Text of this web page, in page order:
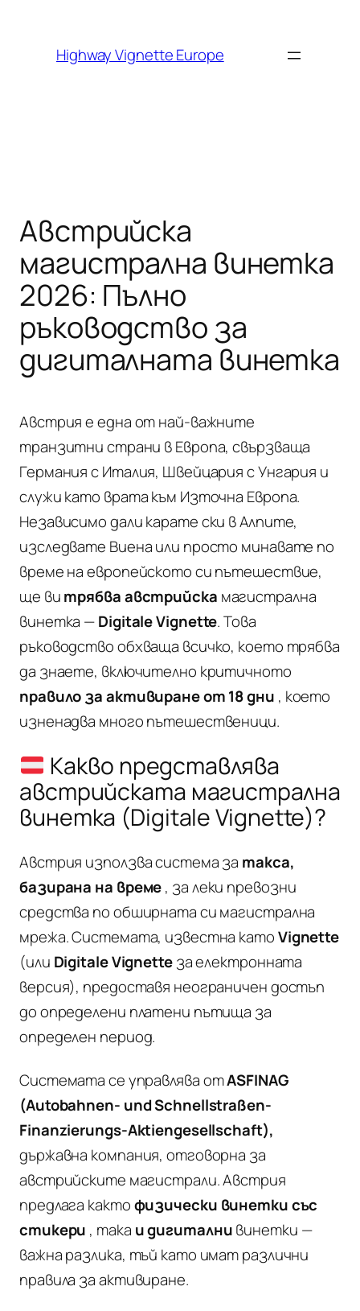
Highway Vignette Europe
Австрийска
магистрална винетка
2026: Пълно
ръководство за
дигиталната винетка
Австрия е една от най-важните
транзитни страни в Европа, свързваща
Германия с Италия, Швейцария с Унгария и
служи като врата към Източна Европа.
Независимо дали карате ски в Алпите,
изследвате Виена или просто минавате по
време на европейското си пътешествие,
ще витрябва австрийска магистрална
винетка —Digitale Vignette. Това
ръководство обхваща всичко, което трябва
да знаете, включително критичното
правило за активиране от 18 дни , което
изненадва много пътешественици.
Какво представлява
австрийската магистрална
винетка (Digitale Vignette)?
Австрия използва система за такса,
базирана на време, за леки превозни
средства по обширната си магистрална
мрежа. Системата, известна катоVignette
(или Digitale Vignetteза електронната
версия), предоставя неограничен достъп
до определени платени пътища за
определен период.
Системата се управлява отASFINAG
(Autobahnen- und Schnellstraßen-
Finanzierungs-Aktiengesellschaft),
държавна компания, отговорна за
австрийските магистрали. Австрия
предлага кактофизически винетки със
стикери , така и дигиталнивинетки —
важна разлика, тъй като имат различни
правила за активиране.